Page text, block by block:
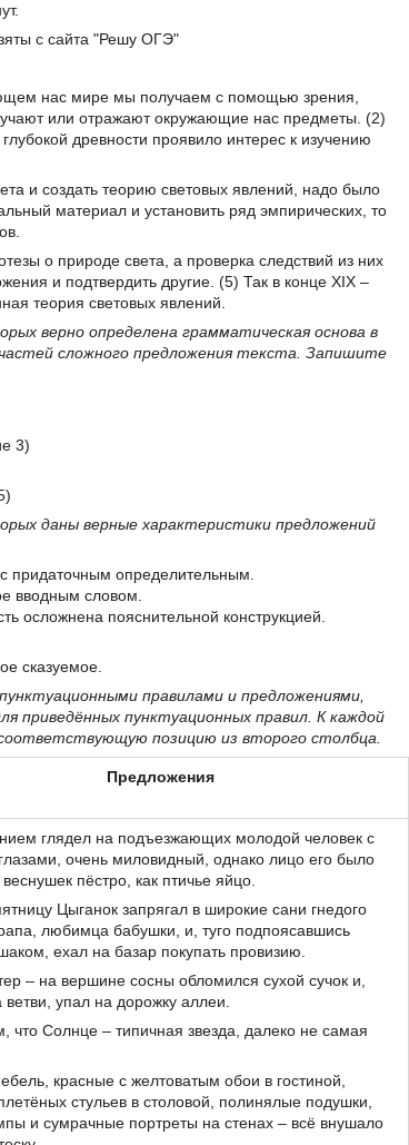
с сайта "Решу ОГЭ"
нас мире мы получаем с помощью зрения,
или отражают окружающие нас предметы. (2)
древности проявило интерес к изучению
и создать теорию световых явлений, надо было
материал и установить ряд эмпирических, то
о природе света, а проверка следствий из них
и подтвердить другие. (5) Так в конце XIX –
теория световых явлений.
верно определена грамматическая основа в
сложного предложения текста. Запишите
3)
даны верные характеристики предложений
придаточным определительным.
вводным словом.
осложнена пояснительной конструкцией.
сказуемое.
правилами и предложениями,
приведённых пунктуационных правил. К каждой
позицию из второго столбца.
Предложения
глядел на подъезжающих молодой человек с
очень миловидный, однако лицо его было
пёстро, как птичье яйцо.
Цыганок запрягал в широкие сани гнедого
любимца бабушки, и, туго подпоясавшись
ехал на базар покупать провизию.
– на вершине сосны обломился сухой сучок и,
ветви, упал на дорожку аллеи.
что Солнце – типичная звезда, далеко не самая
красные с желтоватым обои в гостиной,
стульев в столовой, полинялые подушки,
и сумрачные портреты на стенах – всё внушало